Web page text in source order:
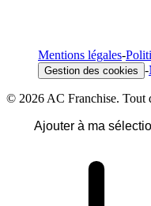
Mentions légales-
Gestion des cookies -
© 2026 AC Franchise. Tout
Ajouter à ma